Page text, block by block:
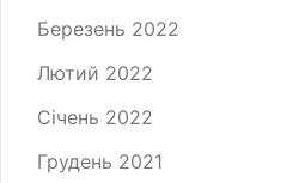
Березень 2022
Лютий 2022
Січень 2022
Грудень 2021